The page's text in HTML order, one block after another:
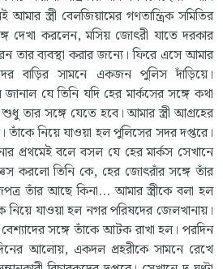
আমার স্ত্রী বেলজিয়ামের গণতান্ত্রিক সমিতির
দেখা করলেন, মসিয় জোৎরী যাতে দরকার
তার ব্যবস্থা করার জন্যে। ফিরে এসে আমার
বাড়ির সামনে একজন পুলিস দাঁড়িয়ে।
যে তিনি যদি হের মার্কসের সঙ্গে কথা
তার সঙ্গে যেতে হবে। আমার স্ত্রী আগ্রহের
তাঁকে নিয়ে যাওয়া হল পুলিসের সদর দপ্তরে।
প্রথমেই বলে বসল যে হের মার্কস সেখানে
করলো তিনি কে, হের জোৎরাঁর সঙ্গে তাঁর
তাঁর আছে কিনা... আমার স্ত্রীকে বলা হল
যাওয়া হল নগর পরিষদের জেলখানায়।
সঙ্গে তাঁকে আটক রাখা হল। পরদিন
আলোয়, একদল প্রহরীকে সামনে রেখে